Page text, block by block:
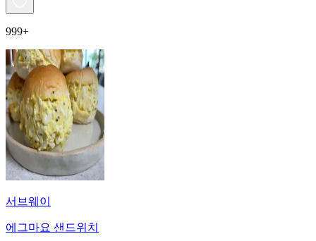
999+
서브웨이
에그마요 샌드위치